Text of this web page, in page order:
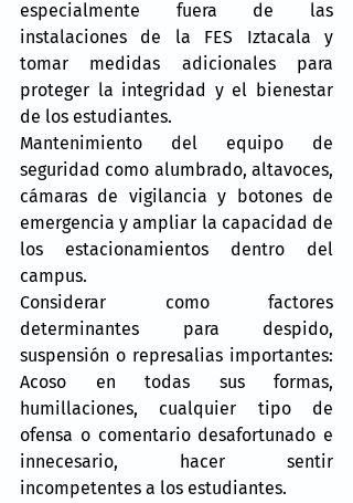
especialmente fuera de las
instalaciones de la FES Iztacala y
tomar medidas adicionales para
proteger la integridad y el bienestar
de los estudiantes.
Mantenimiento del equipo de
seguridad como alumbrado, altavoces,
cámaras de vigilancia y botones de
emergencia y ampliar la capacidad de
los estacionamientos dentro del
campus.
Considerar como factores
determinantes para despido,
suspensión o represalias importantes:
Acoso en todas sus formas,
humillaciones, cualquier tipo de
ofensa o comentario desafortunado e
innecesario, hacer sentir
incompetentes a los estudiantes.